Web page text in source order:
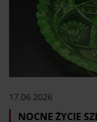
17.06.2026
NOCNE ŻYCIE